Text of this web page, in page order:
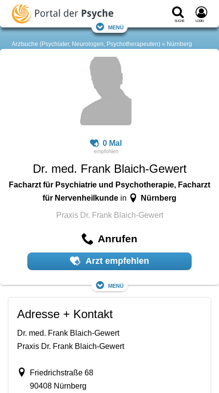
Suche Login
Menü
Arztsuche (Psychiater, Neurologen, Psychotherapeuten) Nürnberg
0 Mal
Dr. med. Frank Blaich-Gewert
Facharzt für Psychiatrie und Psychotherapie, Facharzt
für Nervenheilkundein Nürnberg
Praxis Dr. Frank Blaich-Gewert
Anrufen
Arzt empfehlen
Menü
Adresse + Kontakt
Dr. med. Frank Blaich-Gewert
Praxis Dr. Frank Blaich-Gewert
Friedrichstraße 68
90408 Nürnberg